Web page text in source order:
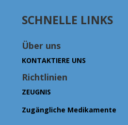
SCHNELLE LINKS
Über uns
KONTAKTIERE UNS
Richtlinien
ZEUGNIS
Zugängliche Medikamente